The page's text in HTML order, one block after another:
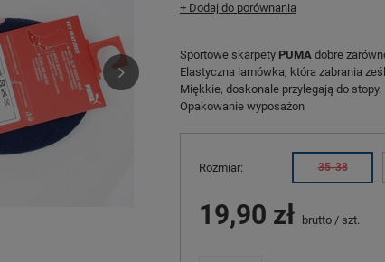
+ Dodaj do porównania
Sportowe skarpety PUMA dobre
Elastyczna lamówka, która zabrania
Miękkie, doskonale przylegają do stopy.
Opakowanie wyposażon
Rozmiar 35-38
19,90 zł brutto / szt.